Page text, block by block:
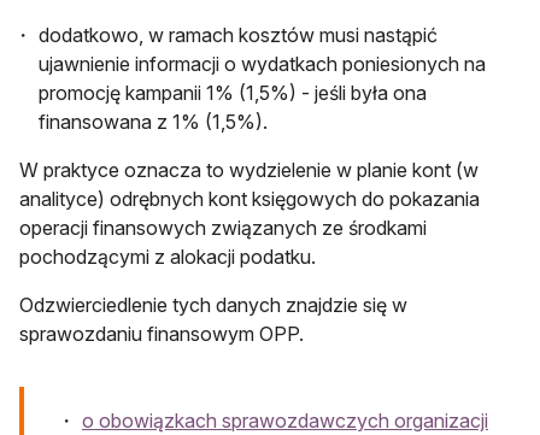
dodatkowo, w ramach kosztów musi nastąpić
ujawnienie informacji o wydatkach poniesionych na
promocję kampanii 1% (1,5%) - jeśli była ona
finansowana z 1% (1,5%).
W praktyce oznacza to wydzielenie w planie kont (w
analityce) odrębnych kont księgowych do pokazania
operacji finansowych związanych ze środkami
pochodzącymi z alokacji podatku.
Odzwierciedlenie tych danych znajdzie się w
sprawozdaniu finansowym OPP.
o obowiązkach sprawozdawczych organizacji